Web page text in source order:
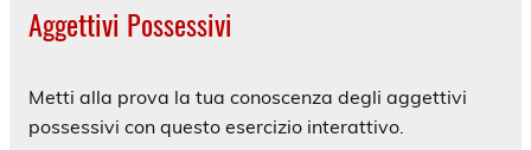
Aggettivi Possessivi
Metti alla prova la tua conoscenza degli aggettivi
possessivi con questo esercizio interattivo.